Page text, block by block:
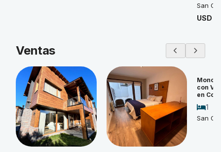
San
USD
Ventas
con
en
1
San